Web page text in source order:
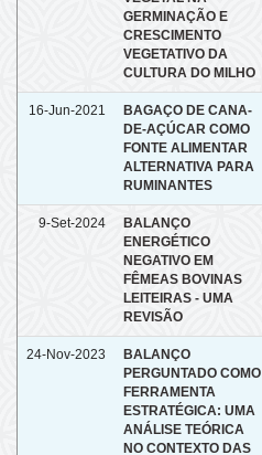
GERMINAÇÃO E
CRESCIMENTO
VEGETATIVO DA
CULTURA DO MILHO
16-Jun-2021
BAGAÇO DE CANA-
DE-AÇÚCAR COMO
FONTE ALIMENTAR
ALTERNATIVA PARA
RUMINANTES
9-Set-2024
BALANÇO
ENERGÉTICO
NEGATIVO EM
FÊMEAS BOVINAS
LEITEIRAS - UMA
REVISÃO
24-Nov-2023
BALANÇO
PERGUNTADO COMO
FERRAMENTA
ESTRATÉGICA: UMA
ANÁLISE TEÓRICA
NO CONTEXTO DAS